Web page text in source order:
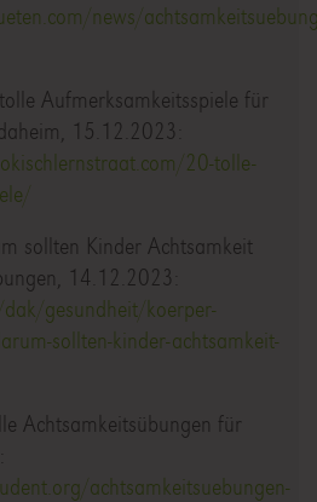
news/
Aufmerksamkeitsspiele für
15.12.2023:
20-tolle-
sollten Kinder Achtsamkeit
14.12.2023:
gesundheit/koerper-
sollten-kinder-achtsamkeit-
Achtsamkeitsübungen für
achtsamkeitsuebungen-